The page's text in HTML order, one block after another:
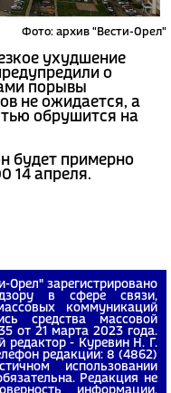
Фото: архив "Вести-Орел"
ухудшение
о
порывы
не ожидается, а
обрушится на
будет примерно
14 апреля.
Орел" зарегистрировано
в сфере связи,
коммуникаций
средства массовой
от 21 марта 2023 года.
редактор - Куревин Н. Г.
редакции: 8 (4862)
использовании
Редакция не
информации,